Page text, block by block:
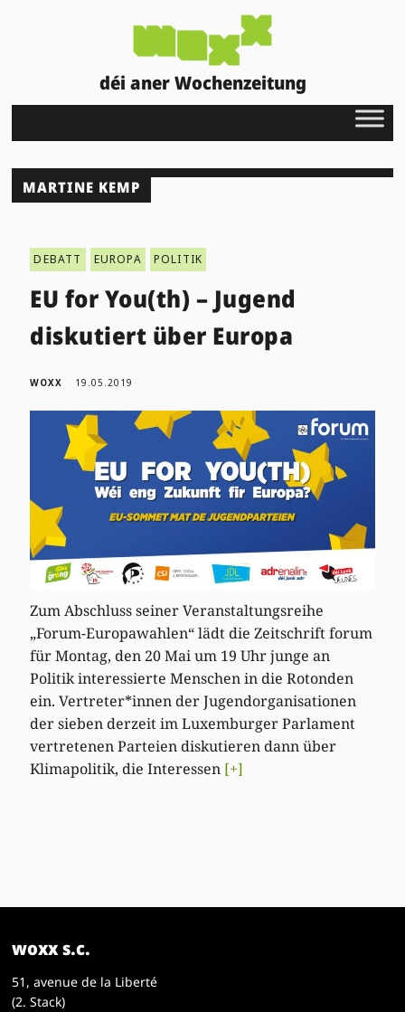
déi aner Wochenzeitung
MARTINE KEMP
DEBATT EUROPA POLITIK
EU for You(th) – Jugend
diskutiert über Europa
WOXX 19.05.2019
Zum Abschluss seiner Veranstaltungsreihe
„Forum-Europawahlen“ lädt die Zeitschrift forum
für Montag, den 20 Mai um 19 Uhr junge an
Politik interessierte Menschen in die Rotonden
ein. Vertreter*innen der Jugendorganisationen
der sieben derzeit im Luxemburger Parlament
vertretenen Parteien diskutieren dann über
Klimapolitik, die Interessen [+]
woxx s.c.
51, avenue de la Liberté
(2. Stack)